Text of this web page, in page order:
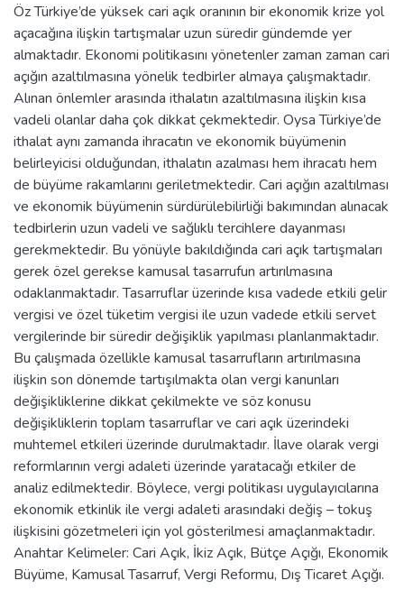
Öz Türkiye’de yüksek cari açık oranının bir ekonomik krize yol
açacağına ilişkin tartışmalar uzun süredir gündemde yer
almaktadır. Ekonomi politikasını yönetenler zaman zaman cari
açığın azaltılmasına yönelik tedbirler almaya çalışmaktadır.
Alınan önlemler arasında ithalatın azaltılmasına ilişkin kısa
vadeli olanlar daha çok dikkat çekmektedir. Oysa Türkiye’de
ithalat aynı zamanda ihracatın ve ekonomik büyümenin
belirleyicisi olduğundan, ithalatın azalması hem ihracatı hem
de büyüme rakamlarını geriletmektedir. Cari açığın azaltılması
ve ekonomik büyümenin sürdürülebilirliği bakımından alınacak
tedbirlerin uzun vadeli ve sağlıklı tercihlere dayanması
gerekmektedir. Bu yönüyle bakıldığında cari açık tartışmaları
gerek özel gerekse kamusal tasarrufun artırılmasına
odaklanmaktadır. Tasarruflar üzerinde kısa vadede etkili gelir
vergisi ve özel tüketim vergisi ile uzun vadede etkili servet
vergilerinde bir süredir değişiklik yapılması planlanmaktadır.
Bu çalışmada özellikle kamusal tasarrufların artırılmasına
ilişkin son dönemde tartışılmakta olan vergi kanunları
değişikliklerine dikkat çekilmekte ve söz konusu
değişikliklerin toplam tasarruflar ve cari açık üzerindeki
muhtemel etkileri üzerinde durulmaktadır. İlave olarak vergi
reformlarının vergi adaleti üzerinde yaratacağı etkiler de
analiz edilmektedir. Böylece, vergi politikası uygulayıcılarına
ekonomik etkinlik ile vergi adaleti arasındaki değiş – tokuş
ilişkisini gözetmeleri için yol gösterilmesi amaçlanmaktadır.
Anahtar Kelimeler: Cari Açık, İkiz Açık, Bütçe Açığı, Ekonomik
Büyüme, Kamusal Tasarruf, Vergi Reformu, Dış Ticaret Açığı.